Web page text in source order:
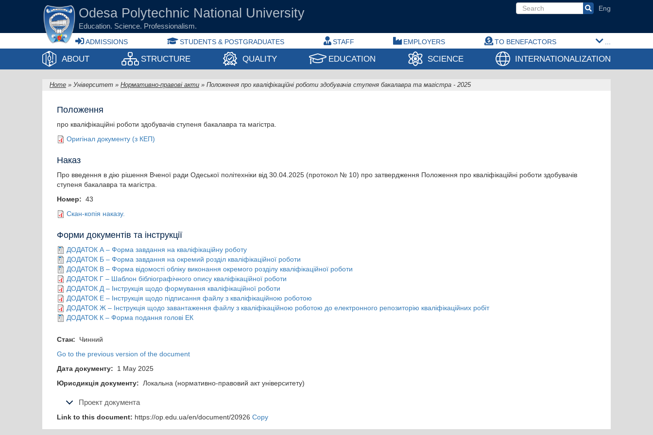
Skip to main content
Odesа Polytechnic National University
Education. Science. Professionalism.
Search form
ADMISSIONS STUDENTS & POSTGRADUATES STAFF EMPLOYERS TO BENEFACTORS
ABOUT STRUCTURE QUALITY EDUCATION SCIENCE INTERNATIONALIZATION
Home » Університет » Нормативно-правові акти » Положення про кваліфікаційні роботи здобувачів ступеня бакалавра та магістра - 2025
Положення
про кваліфікаційні роботи здобувачів ступеня бакалавра та магістра.
Оригінал документу (з КЕП)
Наказ
Про введення в дію рішення Вченої ради Одеської політехніки від 30.04.2025 (протокол № 10) про затвердження Положення про кваліфікаційні роботи здобувачів
ступеня бакалавра та магістра.
Номер: 43
Скан-копія наказу.
Форми документів та інструкції
ДОДАТОК А – Форма завдання на кваліфікаційну роботу
ДОДАТОК Б – Форма завдання на окремий розділ кваліфікаційної роботи
ДОДАТОК В – Форма відомості обліку виконання окремого розділу кваліфікаційної роботи
ДОДАТОК Г – Шаблон бібліографічного опису кваліфікаційної роботи
ДОДАТОК Д – Інструкція щодо формування кваліфікаційної роботи
ДОДАТОК Е – Інструкція щодо підписання файлу з кваліфікаційною роботою
ДОДАТОК Ж – Інструкція щодо завантаження файлу з кваліфікаційною роботою до електронного репозиторію кваліфікаційних робіт
ДОДАТОК К – Форма подання голові ЕК
Стан: Чинний
Go to the previous version of the document
Дата документу: 1 May 2025
Юрисдикція документу: Локальна (нормативно-правовий акт університету)
Проект документа
Link to this document: https://op.edu.ua/en/document/20926 Copy